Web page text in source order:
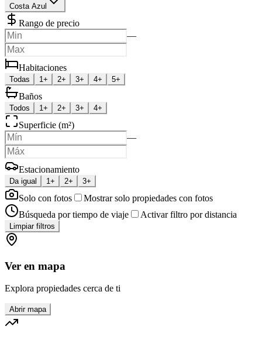
Costa Azul
Rango de precio
—
Habitaciones
Todas 1+ 2+ 3+ 4+ 5+
Baños
Todos 1+ 2+ 3+ 4+
Superficie (m²)
—
Estacionamiento
Da igual 1+ 2+ 3+
Solo con fotos
Mostrar solo propiedades con fotos
Búsqueda por tiempo de viaje
Activar filtro por distancia
Limpiar filtros
Ver en mapa
Explora propiedades cerca de ti
Abrir mapa